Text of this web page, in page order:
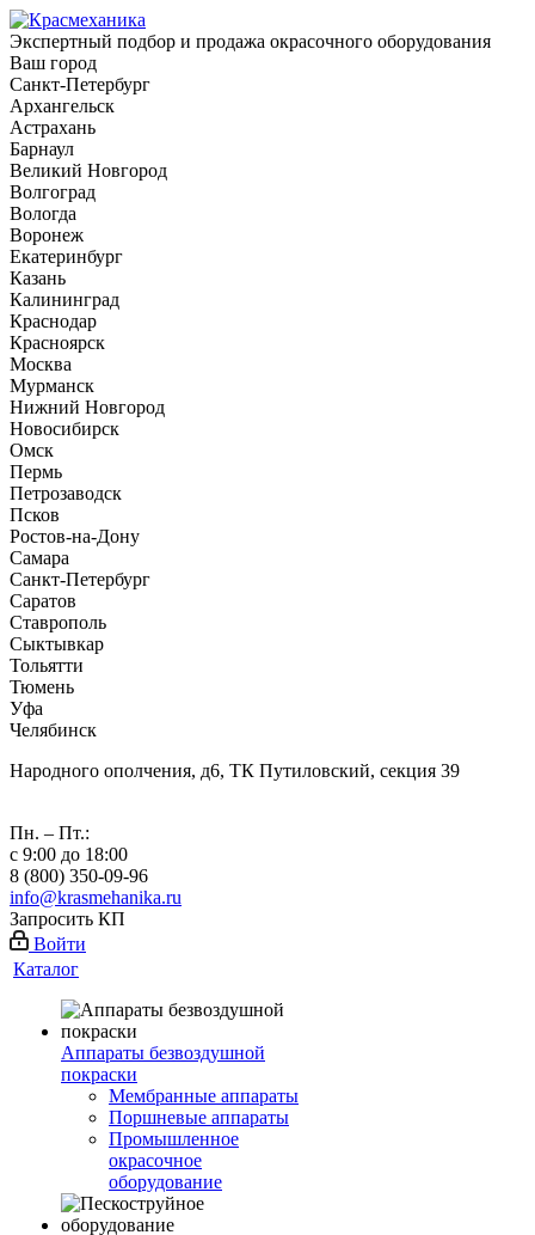
Экспертный подбор и продажа окрасочного оборудования
Ваш город
Санкт-Петербург
Архангельск
Астрахань
Барнаул
Великий Новгород
Волгоград
Вологда
Воронеж
Екатеринбург
Казань
Калининград
Краснодар
Красноярск
Москва
Мурманск
Нижний Новгород
Новосибирск
Омск
Пермь
Петрозаводск
Псков
Ростов-на-Дону
Самара
Санкт-Петербург
Саратов
Ставрополь
Сыктывкар
Тольятти
Тюмень
Уфа
Челябинск
Народного ополчения, д6, ТК Путиловский, секция 39
Пн. – Пт.:
с 9:00 до 18:00
8 (800) 350-09-96
info@krasmehanika.ru
Запросить КП
Войти
Каталог
Аппараты безвоздушной
покраски
Мембранные аппараты
Поршневые аппараты
Промышленное
окрасочное
оборудование